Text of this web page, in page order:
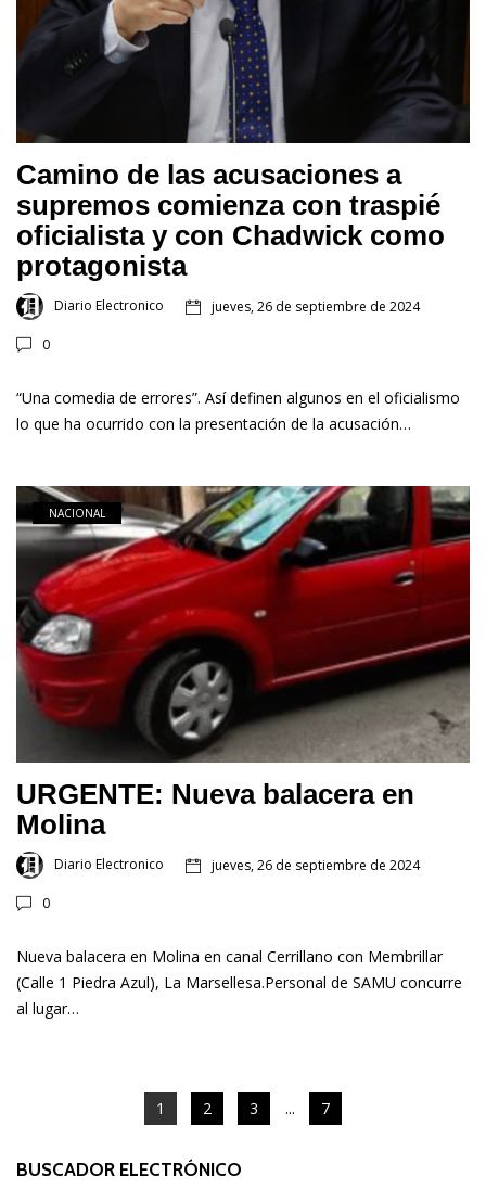
Camino de las acusaciones a
supremos comienza con traspié
oficialista y con Chadwick como
protagonista
Diario Electronico jueves, 26 de septiembre de 2024
0
“Una comedia de errores”. Así definen algunos en el oficialismo
lo que ha ocurrido con la presentación de la acusación…
NACIONAL
URGENTE: Nueva balacera en
Molina
Diario Electronico jueves, 26 de septiembre de 2024
0
Nueva balacera en Molina en canal Cerrillano con Membrillar
(Calle 1 Piedra Azul), La Marsellesa.Personal de SAMU concurre
al lugar…
1 2 3 ... 7
BUSCADOR ELECTRÓNICO